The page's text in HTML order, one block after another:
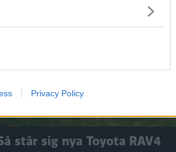
Privacy Policy
står sig nya Toyota RAV4